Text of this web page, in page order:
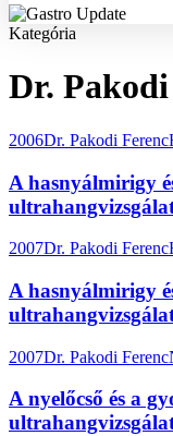
Kategória
Dr.
2006Dr. Pakodi Ferenc
A hasnyálmirigy
2007Dr. Pakodi Ferenc
A hasnyálmirigy
2007Dr. Pakodi Ferenc
A nyelőcső és a